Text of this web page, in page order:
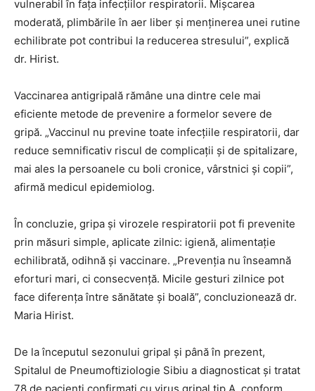
vulnerabil în fața infecțiilor respiratorii. Mișcarea
moderată, plimbările în aer liber și menținerea unei rutine
echilibrate pot contribui la reducerea stresului”, explică
dr. Hirist.
Vaccinarea antigripală rămâne una dintre cele mai
eficiente metode de prevenire a formelor severe de
gripă. „Vaccinul nu previne toate infecțiile respiratorii, dar
reduce semnificativ riscul de complicații și de spitalizare,
mai ales la persoanele cu boli cronice, vârstnici și copii”,
afirmă medicul epidemiolog.
În concluzie, gripa și virozele respiratorii pot fi prevenite
prin măsuri simple, aplicate zilnic: igienă, alimentație
echilibrată, odihnă și vaccinare. „Prevenția nu înseamnă
eforturi mari, ci consecvență. Micile gesturi zilnice pot
face diferența între sănătate și boală”, concluzionează dr.
Maria Hirist.
De la începutul sezonului gripal și până în prezent,
Spitalul de Pneumoftiziologie Sibiu a diagnosticat și tratat